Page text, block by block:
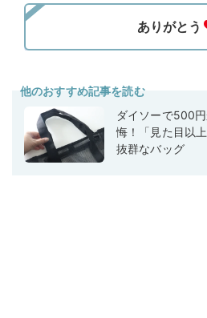
他のおすすめ記事を読む
ダイソーで500
悔！「見た目以
抜群なバッグ